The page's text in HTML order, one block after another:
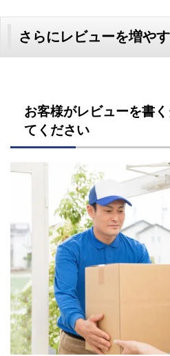
さらにレビューを増や
お客様がレビューを書
てください